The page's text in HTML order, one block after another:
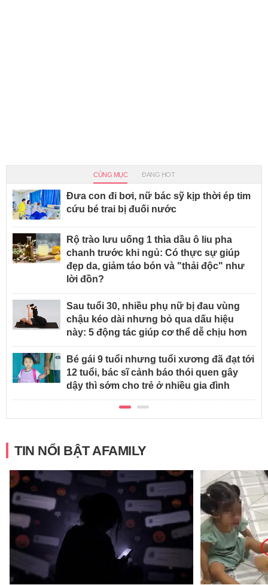
CÙNG MỤC ĐANG HOT
Đưa con đi bơi, nữ bác sỹ kịp thời ép tim
cứu bé trai bị đuối nước
Rộ trào lưu uống 1 thìa dầu ô liu pha
chanh trước khi ngủ: Có thực sự giúp
đẹp da, giảm táo bón và "thải độc" như
lời đồn?
Sau tuổi 30, nhiều phụ nữ bị đau vùng
chậu kéo dài nhưng bỏ qua dấu hiệu
này: 5 động tác giúp cơ thể dễ chịu hơn
Bé gái 9 tuổi nhưng tuổi xương đã đạt tới
12 tuổi, bác sĩ cảnh báo thói quen gây
dậy thì sớm cho trẻ ở nhiều gia đình
TIN NỔI BẬT AFAMILY